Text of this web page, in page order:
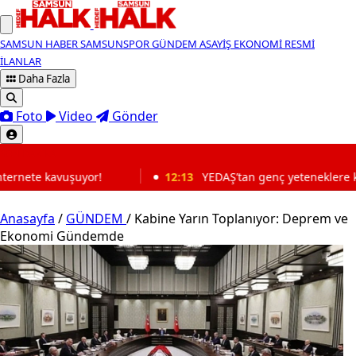
SAMSUN HABERSAMSUNSPORGÜNDEM ASAYİŞ EKONOMİ RESMİ
İLANLAR
Daha Fazla
Foto Video Gönder
12:13 YEDAŞ’tan genç yeteneklere kariyer fırsatı! Başvurular
Anasayfa / GÜNDEM / Kabine Yarın Toplanıyor: Deprem ve
Ekonomi Gündemde